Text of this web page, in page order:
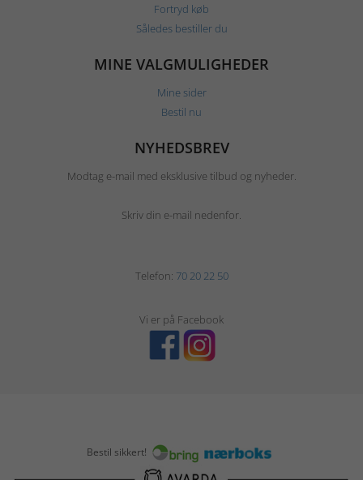
Fortryd køb
Således bestiller du
MINE VALGMULIGHEDER
Mine sider
Bestil nu
NYHEDSBREV
Modtag e-mail med eksklusive tilbud og nyheder.
Skriv din e-mail nedenfor.
Telefon: 70 20 22 50
Vi er på Facebook
Bestil sikkert!